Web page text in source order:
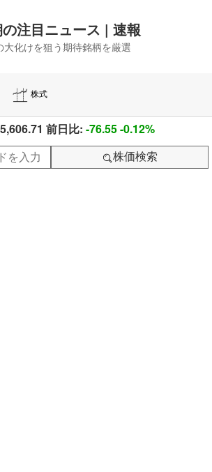
注目ニュース | 速報
大化けを狙う期待銘柄を厳選
株式
前日比: -76.55-0.12%
株価検索